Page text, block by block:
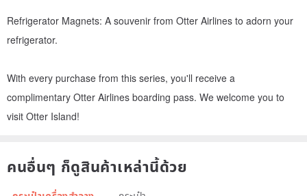
Refrigerator Magnets: A souvenir from Otter Airlines to adorn your
refrigerator.
With every purchase from this series, you'll receive a
complimentary Otter Airlines boarding pass. We welcome you to
visit Otter Island!
คนอื่นๆ ก็ดูสินค้าเหล่านี้ด้วย